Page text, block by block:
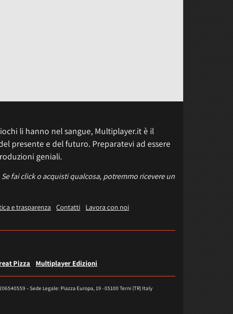
li hanno nel sangue, Multiplayer.it è il
presente e del futuro. Preparatevi ad essere
geniali.
fai click o acquisti qualcosa, potremmo ricevere un
e trasparenza Contatti
Lavora con noi
Pizza Multiplayer Edizioni
– Sede Legale: Piazza Europa, 19 - 05100 Terni (TR) Italy